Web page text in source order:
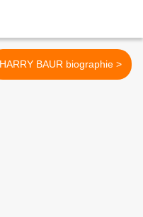
HARRY BAUR biographie >